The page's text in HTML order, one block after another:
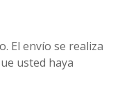
El envío se realiza
usted haya